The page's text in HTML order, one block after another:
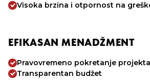
Visoka brzina i otpornost na
EFIKASAN MENADŽMENT
Pravovremeno pokretanje projekta
Transparentan budžet